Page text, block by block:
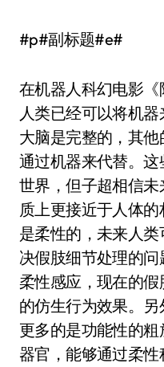
#p#副标题#e#
在机器人科幻电影《
人类已经可以将机
大脑是完整的，其
通过机器来代替。
世界，但子超相信
质上更接近于人体
是柔性的，未来人
决假肢细节处理的
柔性感应，现在的
的仿生行为效果。另
更多的是功能性的
器官，能够通过柔